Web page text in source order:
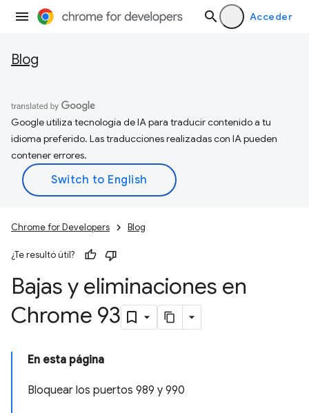
Acceder
Blog
Google utiliza tecnología de IA para traducir contenido a tu
idioma preferido. Las traducciones realizadas con IA pueden
contener errores.
Chrome for Developers Blog
¿Te resultó útil?
Bajas y eliminaciones en
Chrome 93
En esta página
Bloquear los puertos 989 y 990